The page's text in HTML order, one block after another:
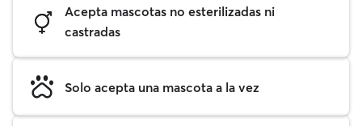
Acepta mascotas no esterilizadas ni
castradas
Solo acepta una mascota a la vez